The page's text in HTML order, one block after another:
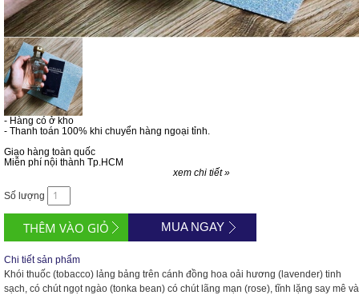
- Hàng có ở kho
- Thanh toán 100% khi chuyển hàng ngoại tỉnh.
Giao hàng toàn quốc
Miễn phí nội thành Tp.HCM
xem chi tiết »
Số lượng
MUA NGAY
Chi tiết sản phẩm
Khói thuốc (tobacco) lảng bảng trên cánh đồng hoa oải hương (lavender) tinh
sạch, có chút ngọt ngào (tonka bean) có chút lãng mạn (rose), tĩnh lặng say mê và